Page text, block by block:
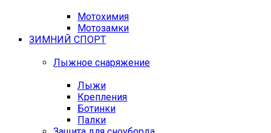
Мотохимия
Мотозамки
ЗИМНИЙ СПОРТ
Лыжное снаряжение
Лыжи
Крепления
Ботинки
Палки